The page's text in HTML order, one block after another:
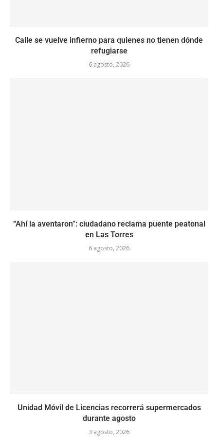
Calle se vuelve infierno para quienes no tienen dónde
refugiarse
6 agosto, 2026
“Ahí la aventaron”: ciudadano reclama puente peatonal
en Las Torres
6 agosto, 2026
Unidad Móvil de Licencias recorrerá supermercados
durante agosto
3 agosto, 2026